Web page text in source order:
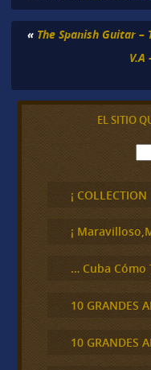
« The Spanish Guitar –
EL SITIO
B
u
c
a
¡ COLLECTION
¡
… Cuba Cómo
10 GRANDES
10 GRANDES